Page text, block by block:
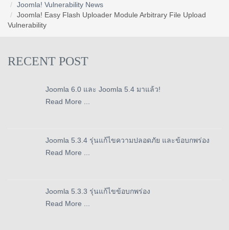
Joomla! Vulnerability News
Joomla! Easy Flash Uploader Module Arbitrary File Upload
Vulnerability
RECENT POST
Joomla 6.0 และ Joomla 5.4 มาแล้ว!
Read More ...
Joomla 5.3.4 รุ่นแก้ไขความปลอดภัย และข้อบกพร่อง
Read More ...
Joomla 5.3.3 รุ่นแก้ไขข้อบกพร่อง
Read More ...